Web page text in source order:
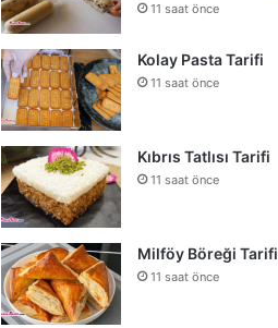
11 saat önce
Kolay Pasta Tarifi
11 saat önce
Kıbrıs Tatlısı Tarifi
11 saat önce
Milföy Böreği Tarifi
11 saat önce